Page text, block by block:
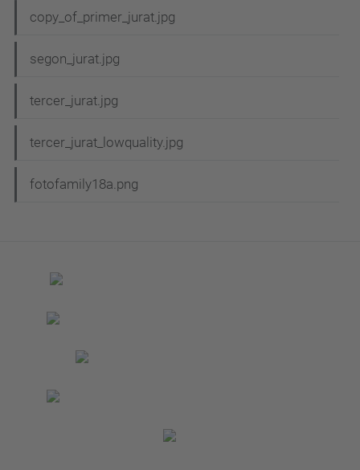
copy_of_primer_jurat.jpg
segon_jurat.jpg
tercer_jurat.jpg
tercer_jurat_lowquality.jpg
fotofamily18a.png